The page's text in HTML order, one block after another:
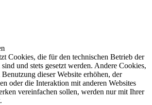
Cookies, die für den technischen Betrieb der
und stets gesetzt werden. Andere Cookies,
dieser Website erhöhen, der
oder die Interaktion mit anderen Websites
vereinfachen sollen, werden nur mit Ihrer